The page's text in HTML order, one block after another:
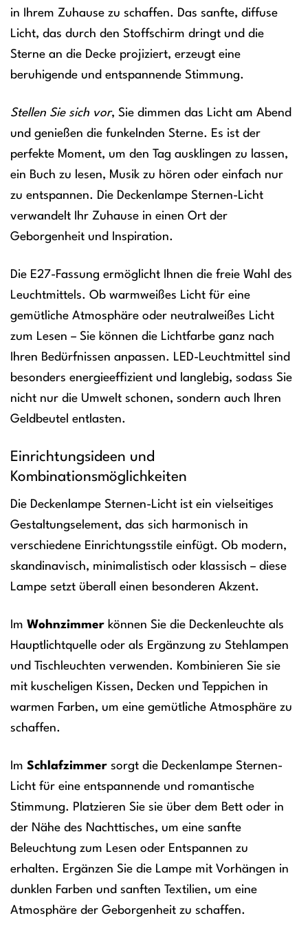
in Ihrem Zuhause zu schaffen. Das sanfte, diffuse
Licht, das durch den Stoffschirm dringt und die
Sterne an die Decke projiziert, erzeugt eine
beruhigende und entspannende Stimmung.
Stellen Sie sich vor, Sie dimmen das Licht am Abend
und genießen die funkelnden Sterne. Es ist der
perfekte Moment, um den Tag ausklingen zu lassen,
ein Buch zu lesen, Musik zu hören oder einfach nur
zu entspannen. Die Deckenlampe Sternen-Licht
verwandelt Ihr Zuhause in einen Ort der
Geborgenheit und Inspiration.
Die E27-Fassung ermöglicht Ihnen die freie Wahl des
Leuchtmittels. Ob warmweißes Licht für eine
gemütliche Atmosphäre oder neutralweißes Licht
zum Lesen – Sie können die Lichtfarbe ganz nach
Ihren Bedürfnissen anpassen. LED-Leuchtmittel sind
besonders energieeffizient und langlebig, sodass Sie
nicht nur die Umwelt schonen, sondern auch Ihren
Geldbeutel entlasten.
Einrichtungsideen und
Kombinationsmöglichkeiten
Die Deckenlampe Sternen-Licht ist ein vielseitiges
Gestaltungselement, das sich harmonisch in
verschiedene Einrichtungsstile einfügt. Ob modern,
skandinavisch, minimalistisch oder klassisch – diese
Lampe setzt überall einen besonderen Akzent.
Im Wohnzimmer können Sie die Deckenleuchte als
Hauptlichtquelle oder als Ergänzung zu Stehlampen
und Tischleuchten verwenden. Kombinieren Sie sie
mit kuscheligen Kissen, Decken und Teppichen in
warmen Farben, um eine gemütliche Atmosphäre zu
schaffen.
Im Schlafzimmer sorgt die Deckenlampe Sternen-
Licht für eine entspannende und romantische
Stimmung. Platzieren Sie sie über dem Bett oder in
der Nähe des Nachttisches, um eine sanfte
Beleuchtung zum Lesen oder Entspannen zu
erhalten. Ergänzen Sie die Lampe mit Vorhängen in
dunklen Farben und sanften Textilien, um eine
Atmosphäre der Geborgenheit zu schaffen.